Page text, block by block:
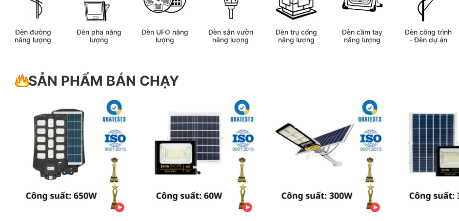
Đèn đường
năng lượng
Đèn pha năng
lượng
Đèn UFO năng
lượng
Đèn sân vườn
năng lượng
Đèn trụ cổng
năng lượng
Đèn cầm tay
năng lượng
Đèn công trình
- Đèn dự án
SẢN PHẨM BÁN CHẠY